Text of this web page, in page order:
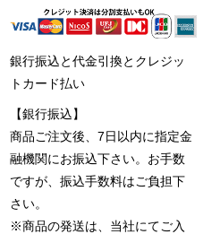
銀行振込と代金引換とクレジッ
トカード払い
【銀行振込】
商品ご注文後、7日以内に指定金
融機関にお振込下さい。お手数
ですが、振込手数料はご負担下
さい。
※商品の発送は、当社にてご入